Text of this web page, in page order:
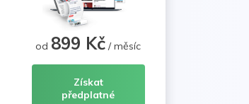
od 899 Kč / měsíc
Získat
předplatné